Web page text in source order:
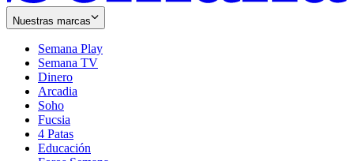
Nuestras marcas
Semana Play
Semana TV
Dinero
Arcadia
Soho
in
new
window
Fucsia
in
new
4 Patas
Educación